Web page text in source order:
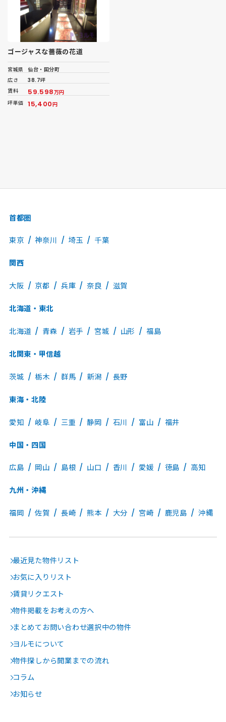
ゴージャスな薔薇の花道
宮城県
仙台・国分町
広さ
38.7坪
賃料
59.598万円
坪単価 15,400円
首都圏
東京 神奈川 埼玉 千葉
関西
大阪 京都 兵庫 奈良 滋賀
北海道・東北
北海道 青森 岩手 宮城 山形 福島
北関東・甲信越
茨城 栃木 群馬 新潟 長野
東海・北陸
愛知 岐阜 三重 静岡 石川 富山 福井
中国・四国
広島 岡山 島根 山口 香川 愛媛 徳島 高知
九州・沖縄
福岡 佐賀 長崎 熊本 大分 宮崎 鹿児島 沖縄
最近見た物件リスト
お気に入りリスト
賃貸リクエスト
物件掲載をお考えの方へ
まとめてお問い合わせ選択中の物件
ヨルモについて
物件探しから開業までの流れ
コラム
お知らせ